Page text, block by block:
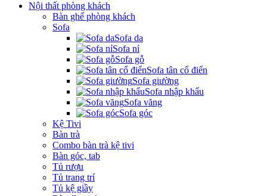
Nội thất phòng khách
Bàn ghế phòng khách
Sofa
Sofa da
Sofa nỉ
Sofa gỗ
Sofa tân cổ điển
Sofa giường
Sofa nhập khẩu
Sofa văng
Sofa góc
Kệ Tivi
Bàn trà
Combo bàn trà kệ tivi
Bàn góc, tab
Tủ rượu
Tủ trang trí
Tủ kệ giầy